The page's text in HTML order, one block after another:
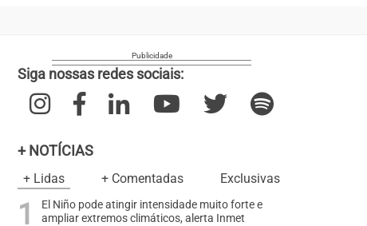
Siga nossas redes sociais:
+ NOTÍCIAS
+ Lidas + Comentadas Exclusivas
El Niño pode atingir intensidade muito forte e
ampliar extremos climáticos, alerta Inmet